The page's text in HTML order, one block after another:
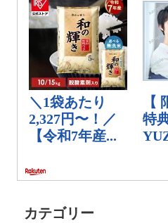
カテゴリー